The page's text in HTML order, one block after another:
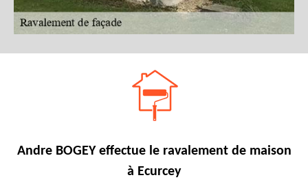
Andre BOGEY effectue le ravalement de maison
à Ecurcey